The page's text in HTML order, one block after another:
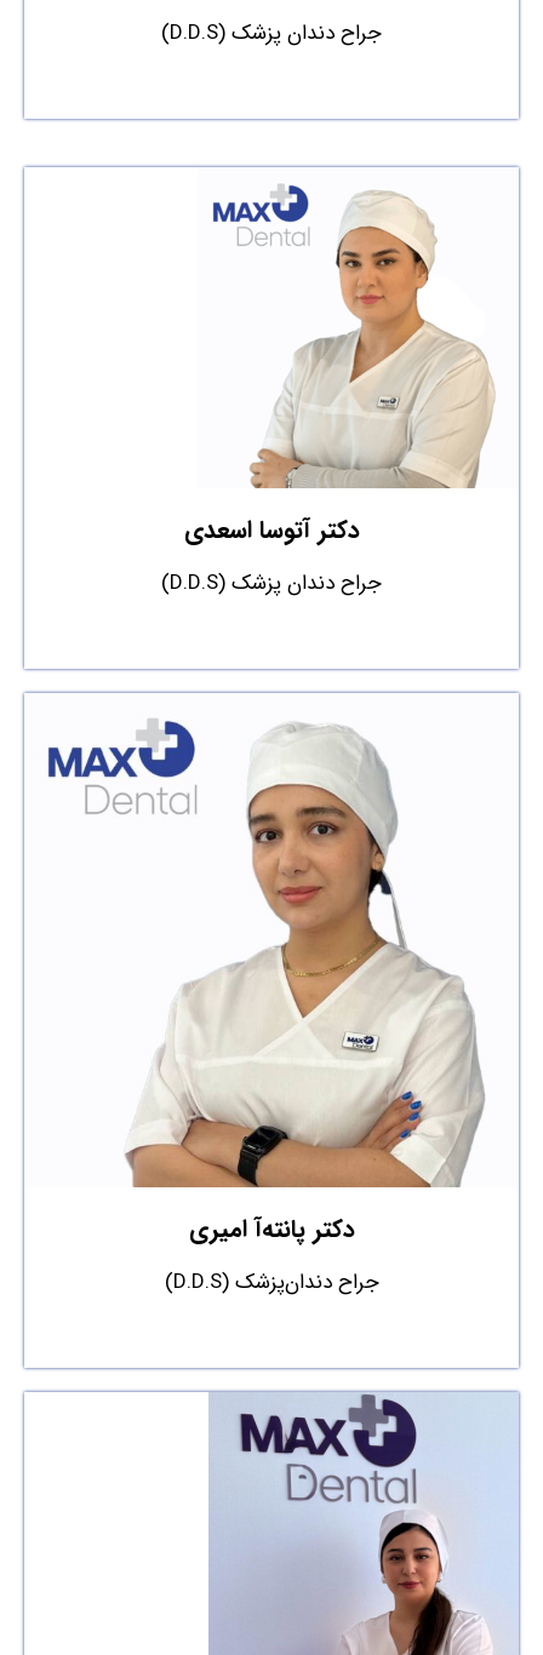
جراح دندان پزشک (D.D.S)
دکتر آتوسا اسعدی
جراح دندان پزشک (D.D.S)
دکتر پانته‌آ امیری
جراح دندان‌پزشک (D.D.S)